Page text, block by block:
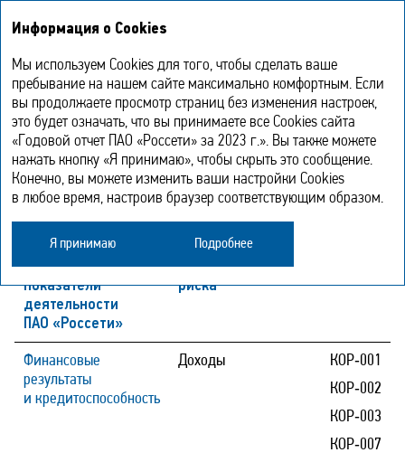
Влияние ключевых
операционных рисков
на достижение целевых
показателей деятельности
Общества
Целевые
показатели
деятельности
ПАО «Россети»
Параметры оценки
риска
Финансовые
результаты
и кредитоспособность
Доходы
КОР‑001
КОР‑002
КОР‑003
КОР‑007
Информация о Cookies
Мы используем Cookies для того, чтобы сделать ваше
пребывание на нашем сайте максимально комфортным. Если
вы продолжаете просмотр страниц без изменения настроек,
это будет означать, что вы принимаете все Cookies сайта
«Годовой отчет ПАО «Россети» за 2023 г.». Вы также можете
нажать кнопку «Я принимаю», чтобы скрыть это сообщение.
Конечно, вы можете изменить ваши настройки Cookies
в любое время, настроив браузер соответствующим образом.
Я принимаю Подробнее